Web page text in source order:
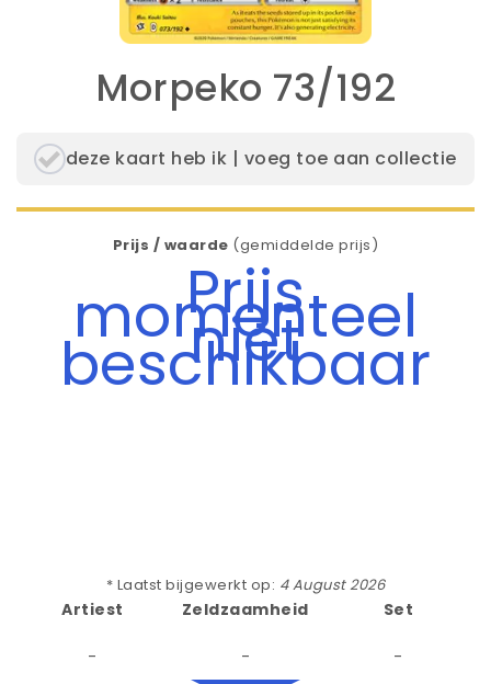
Morpeko 73/192
deze kaart heb ik | voeg toe aan collectie
Prijs / waarde (gemiddelde prijs)
Prijs
momenteel
niet
beschikbaar
* Laatst bijgewerkt op: 4 August 2026
Artiest
-
Zeldzaamheid
-
Set
-